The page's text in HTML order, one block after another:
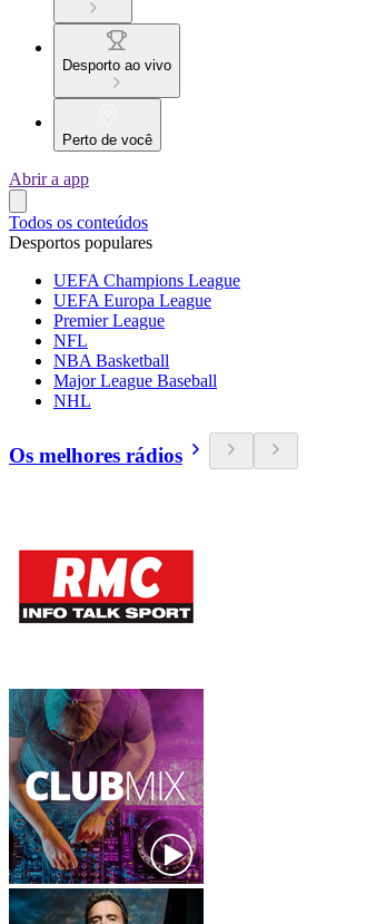
Desporto ao vivo
Perto de você
Abrir a app
Todos os conteúdos
Desportos populares
UEFA Champions League
UEFA Europa League
Premier League
NFL
NBA Basketball
Major League Baseball
NHL
Os melhores rádios